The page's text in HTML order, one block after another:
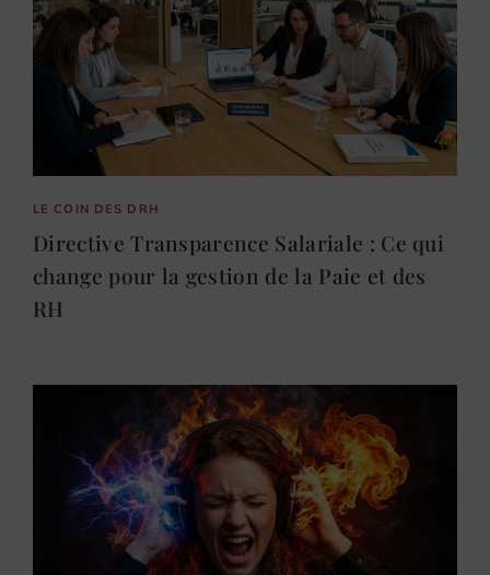
LE COIN DES DRH
Directive Transparence Salariale : Ce qui
change pour la gestion de la Paie et des
RH